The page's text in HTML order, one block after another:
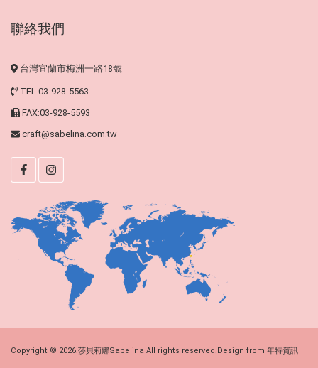
聯絡我們
台灣宜蘭市梅洲一路18號
TEL:03-928-5563
FAX:03-928-5593
craft@sabelina.com.tw
Copyright © 2026.莎貝莉娜Sabelina All rights reserved.Design from 年特資訊